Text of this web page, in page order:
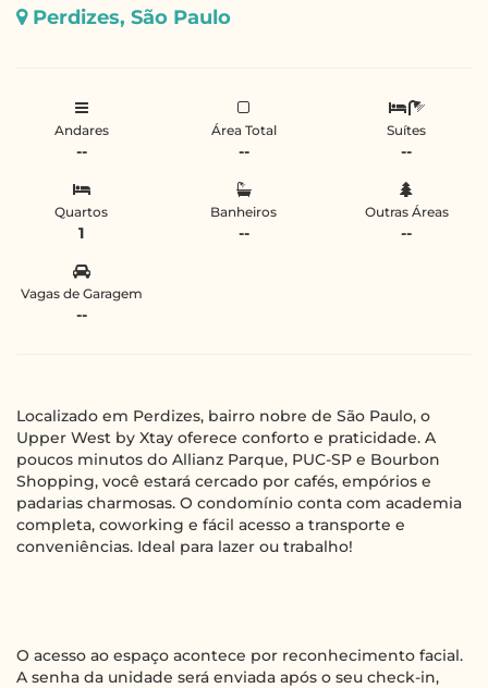
Perdizes, São Paulo
Andares
--
Área Total
--
Suítes
--
Quartos
1
Banheiros
--
Outras Áreas
--
Vagas de Garagem
--
Localizado em Perdizes, bairro nobre de São Paulo, o
Upper West by Xtay oferece conforto e praticidade. A
poucos minutos do Allianz Parque, PUC-SP e Bourbon
Shopping, você estará cercado por cafés, empórios e
padarias charmosas. O condomínio conta com academia
completa, coworking e fácil acesso a transporte e
conveniências. Ideal para lazer ou trabalho!
O acesso ao espaço acontece por reconhecimento facial.
A senha da unidade será enviada após o seu check-in,